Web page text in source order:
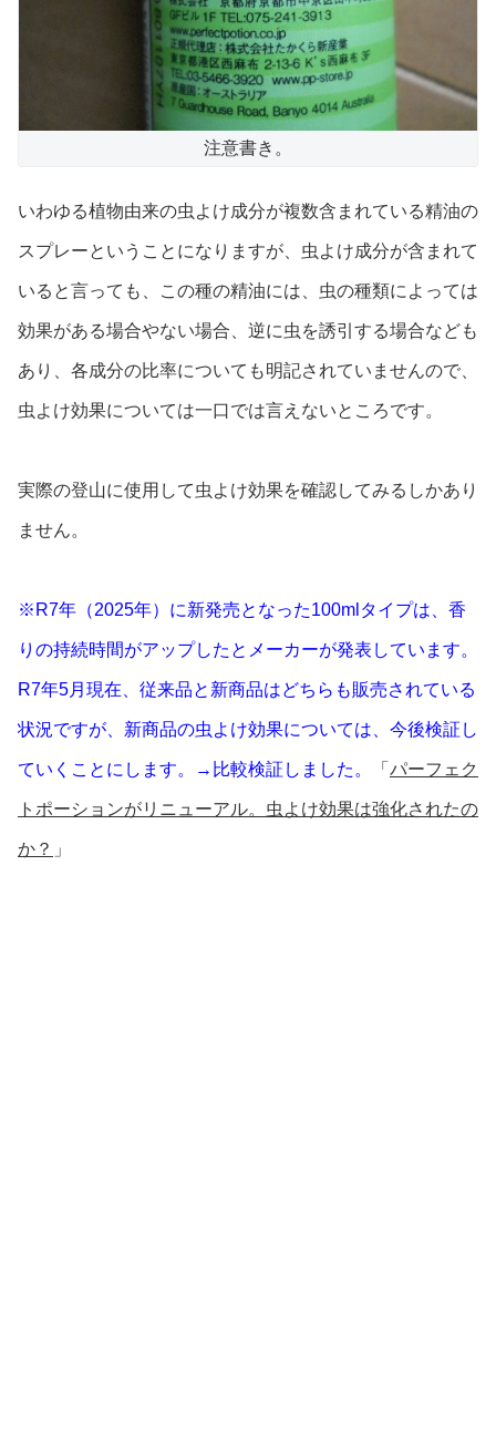
注意書き。
いわゆる植物由来の虫よけ成分が複数含まれている精油の
スプレーということになりますが、虫よけ成分が含まれて
いると言っても、この種の精油には、虫の種類によっては
効果がある場合やない場合、逆に虫を誘引する場合なども
あり、各成分の比率についても明記されていませんので、
虫よけ効果については一口では言えないところです。
実際の登山に使用して虫よけ効果を確認してみるしかあり
ません。
※R7年（2025年）に新発売となった100mlタイプは、香
りの持続時間がアップしたとメーカーが発表しています。
R7年5月現在、従来品と新商品はどちらも販売されている
状況ですが、新商品の虫よけ効果については、今後検証し
ていくことにします。→比較検証しました。 「 パーフェク
トポーションがリニューアル。虫よけ効果は強化されたの
か？ 」